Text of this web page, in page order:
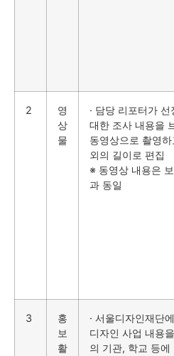
2
영
상
물
· 담당 리포터가 선
대한 조사 내용을
동영상으로 촬영
외의 길이로 편집
※ 동영상 내용은
과 동일
3
홍
보
활
· 서울디자인재단
디자인 사업 내용
의 기관, 학교 등에